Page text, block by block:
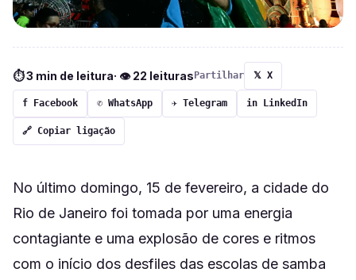
⏱ 3 min de leitura· 👁 22 leituras Partilhar 𝕏 X
f Facebook ✆ WhatsApp ✈ Telegram in LinkedIn
🔗 Copiar ligação
No último domingo, 15 de fevereiro, a cidade do
Rio de Janeiro foi tomada por uma energia
contagiante e uma explosão de cores e ritmos
com o início dos desfiles das escolas de samba